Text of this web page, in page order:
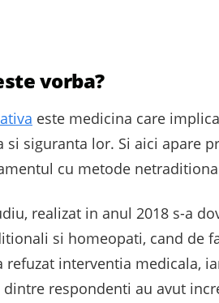
vorba?
este medicina care
si siguranta lor. Si aici apare
cu metode
realizat in anul 2018 s-a
si homeopati, cand de
refuzat interventia medicala,
dintre respondenti au avut